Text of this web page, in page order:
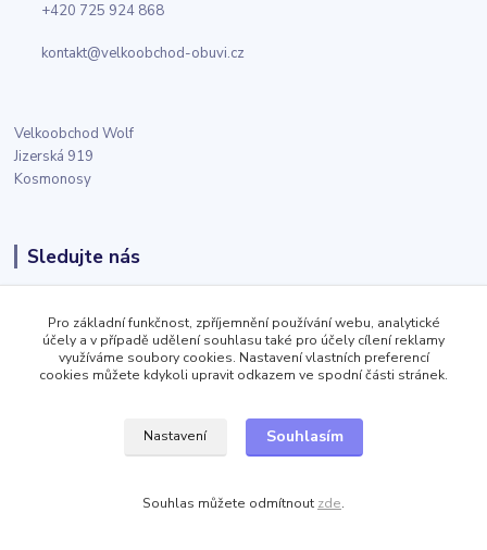
+420 725 924 868
kontakt@velkoobchod-obuvi.cz
Velkoobchod Wolf
Jizerská 919
Kosmonosy
Sledujte nás
Facebook
Twitter
Instagram
Pro základní funkčnost, zpříjemnění používání webu, analytické
účely a v případě udělení souhlasu také pro účely cílení reklamy
využíváme soubory cookies. Nastavení vlastních preferencí
cookies můžete kdykoli upravit odkazem ve spodní části stránek.
Nastavení Souhlasím
Souhlas můžete odmítnout zde.